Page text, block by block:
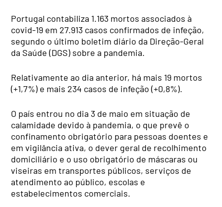
Portugal contabiliza 1.163 mortos associados à
covid-19 em 27.913 casos confirmados de infeção,
segundo o último boletim diário da Direção-Geral
da Saúde (DGS) sobre a pandemia.
Relativamente ao dia anterior, há mais 19 mortos
(+1,7%) e mais 234 casos de infeção (+0,8%).
O país entrou no dia 3 de maio em situação de
calamidade devido à pandemia, o que prevê o
confinamento obrigatório para pessoas doentes e
em vigilância ativa, o dever geral de recolhimento
domiciliário e o uso obrigatório de máscaras ou
viseiras em transportes públicos, serviços de
atendimento ao público, escolas e
estabelecimentos comerciais.